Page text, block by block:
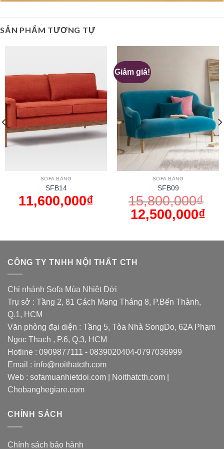
SẢN PHẨM TƯƠNG TỰ
SOFA BĂNG
SFB14
11,600,000₫
Giảm giá!
SOFA BĂNG
SFB09
15,800,000₫
12,500,000₫
CÔNG TY TNHH NỘI THẤT CTH
Chi nhánh Sofa Mùa Nhiệt Đới
Trụ sở : Tầng 2, 81 Cách Mạng Tháng 8, P.Bến Thành,
Q.1, HCM
Văn phòng đại diện : Tầng 5, Tòa Nhà SongDo, 62A Phạm
Ngọc Thạch , P.6, Q.3, HCM
Hotline : 0909877111 - 0839020404-0797036999
Email : info@noithatcth.com
Web : sofamuanhietdoi.com | Noithatcth.com |
Chobanghegiare.com
CHÍNH SÁCH
Chính sách bảo hành